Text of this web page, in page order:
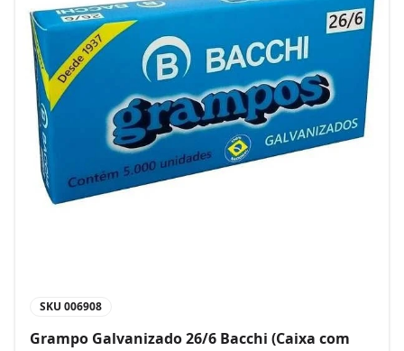
SKU 006908
Grampo Galvanizado 26/6 Bacchi (Caixa com